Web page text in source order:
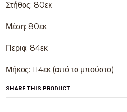
Στήθος: 80εκ
Μέση: 80εκ
Περιφ: 84εκ
Μήκος: 114εκ (από το μπούστο)
SHARE THIS PRODUCT